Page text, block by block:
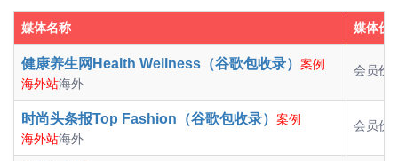
媒体名称 媒体价
健康养生网Health Wellness（谷歌包收录） 案例
海外站海外
会员价
时尚头条报Top Fashion（谷歌包收录） 案例
海外站海外
会员价